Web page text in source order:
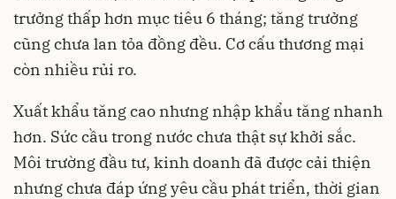
trưởng thấp hơn mục tiêu 6 tháng; tăng trưởng
cũng chưa lan tỏa đồng đều. Cơ cấu thương mại
còn nhiều rủi ro.
Xuất khẩu tăng cao nhưng nhập khẩu tăng nhanh
hơn. Sức cầu trong nước chưa thật sự khởi sắc.
Môi trường đầu tư, kinh doanh đã được cải thiện
nhưng chưa đáp ứng yêu cầu phát triển, thời gian